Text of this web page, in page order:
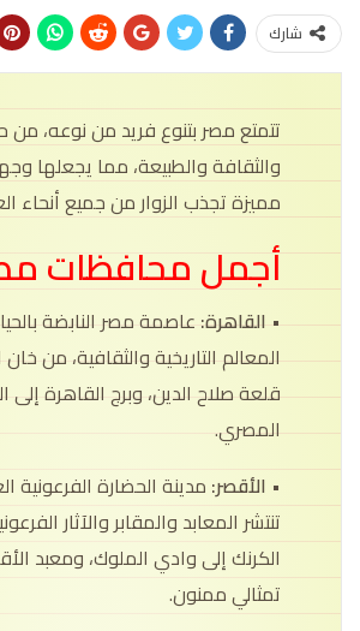
شارك
تتمتع مصر بتنوع فريد من نوعه، من
والثقافة والطبيعة، مما يجعلها
مميزة تجذب الزوار من جميع أنحاء
أجمل محافظات
• القاهرة: عاصمة مصر النابضة
المعالم التاريخية والثقافية، من خان
قلعة صلاح الدين، وبرج القاهرة إلى
المصري.
• الأقصر: مدينة الحضارة الفرعونية
تنتشر المعابد والمقابر والآثار
الكرنك إلى وادي الملوك، ومعبد
تمثالي ممنون.